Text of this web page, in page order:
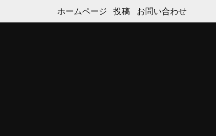
ホームページ 投稿 お問い合わせ